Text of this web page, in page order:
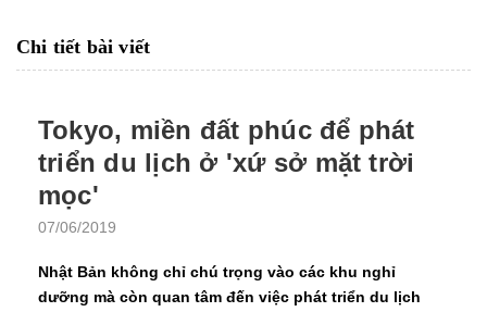
Chi tiết bài viết
Tokyo, miền đất phúc để phát
triển du lịch ở 'xứ sở mặt trời
mọc'
07/06/2019
Nhật Bản không chỉ chú trọng vào các khu nghỉ
dưỡng mà còn quan tâm đến việc phát triển du lịch